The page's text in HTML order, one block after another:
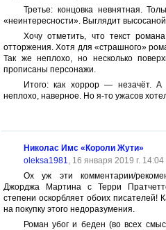
Третье: концовка невнятная.
«неинтересности». Выглядит
Хочу отметить, что текст
отторжения. Хотя для «страшного»
Так же неплохо, но несколько
прописаны персонажи.
Итого: как хоррор — незачёт. А
неплохо, наверное. Но я-то ужасов
Николас Имс «Короли Жути»
oleksa1981, 16 января 2019 г. 14:04
Ох уж эти комментарии/
Джорджа Мартина с Терри
степени оскорбляет обоих писателей!
на покупку этого недоразумения.
Роман убог и беден (во всех